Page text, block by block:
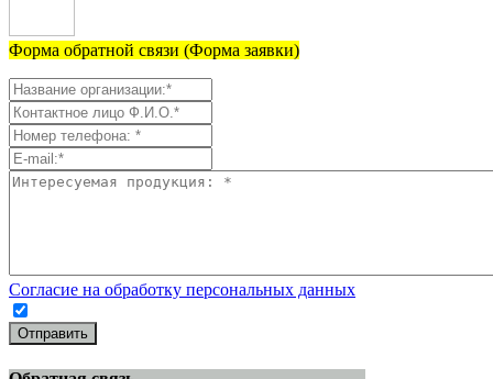
Форма обратной связи (Форма заявки)
Согласие на обработку персональных данных
Отправить